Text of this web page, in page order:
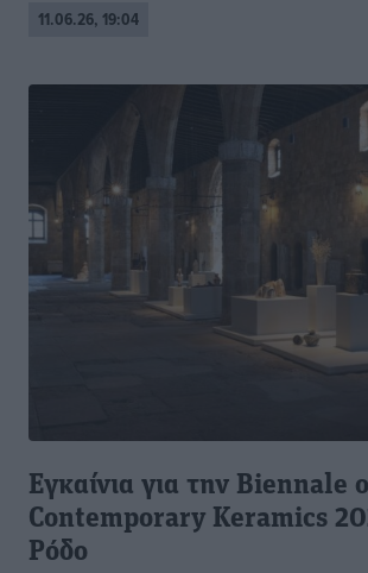
11.06.26, 19:04
Εγκαίνια για την Biennale
Contemporary Keramics
Ρόδο